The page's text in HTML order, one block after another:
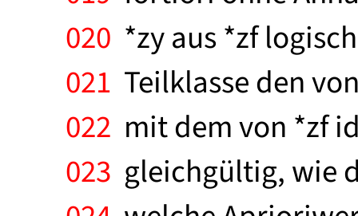
020 *zy aus *zf
021 Teilklasse den
022 mit dem von *zf
023 gleichgültig, wie